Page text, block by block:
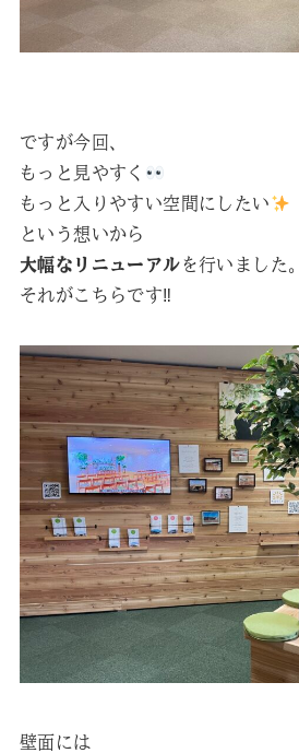
ですが今回、
もっと見やすく
もっと入りやすい空間にしたい
という想いから
大幅なリニューアルを行いました。
それがこちらです‼︎
壁面には